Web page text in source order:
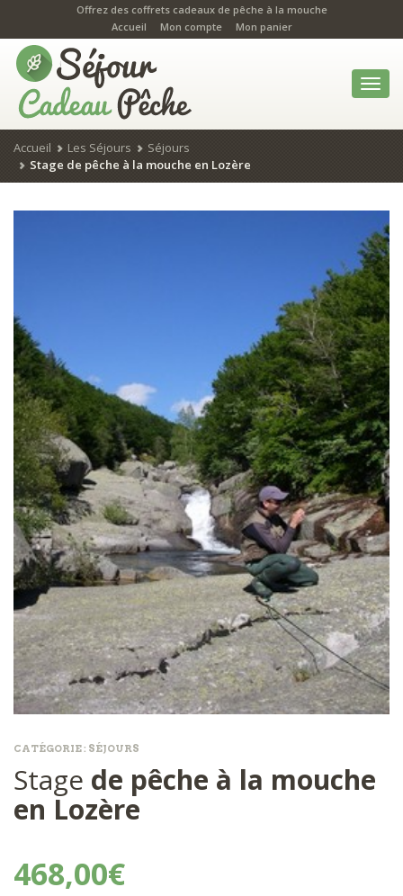
Offrez des coffrets cadeaux de pêche à la mouche
Accueil
Mon compte Mon panier
Accueil Les Séjours
Séjours
Stage de pêche à la mouche en Lozère
CATÉGORIE : SÉJOURS
Stage de pêche à la mouche
en Lozère
468,00€